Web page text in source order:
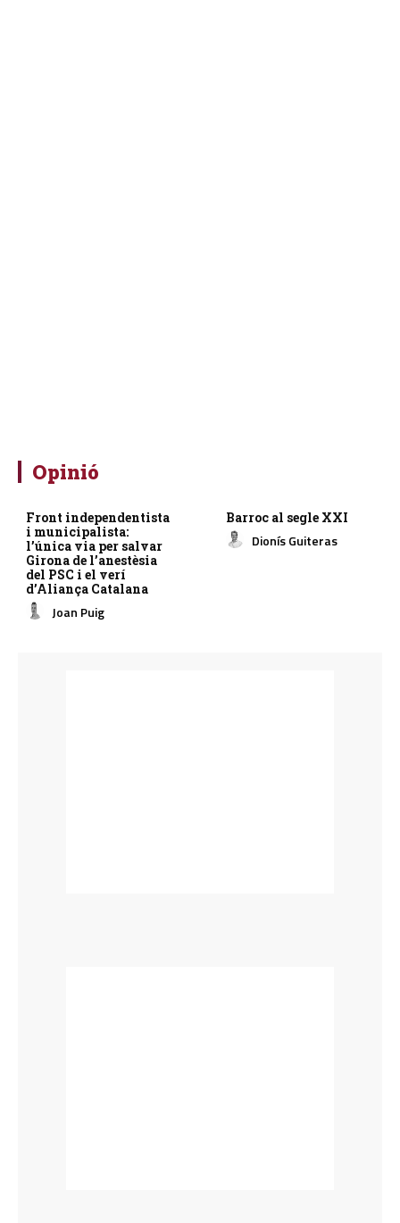
Opinió
Front independentista
i municipalista:
l’única via per salvar
Girona de l’anestèsia
del PSC i el verí
d’Aliança Catalana
Joan Puig
Barroc al segle XXI
Dionís Guiteras